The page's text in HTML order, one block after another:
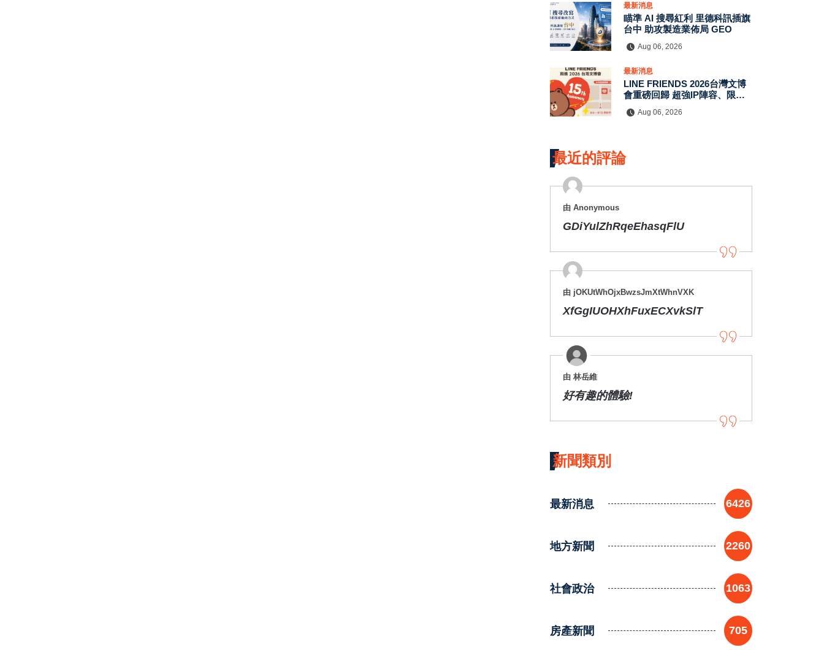
最新消息
瞄準 AI 搜尋紅利 里德科訊插旗
台中 助攻製造業佈局 GEO
Aug 06, 2026
最新消息
LINE FRIENDS 2026台灣文博
會重磅回歸 超強IP陣容、限定
Aug 06, 2026
最近的評論
由 Anonymous
GDiYulZhRqeEhasqFlU
由 jOKUtWhOjxBwzsJmXtWhnVXK
XfGgIUOHXhFuxECXvkSlT
由 林岳維
好有趣的體驗!
新聞類別
最新消息 6426
地方新聞 2260
社會政治 1063
房產新聞 705